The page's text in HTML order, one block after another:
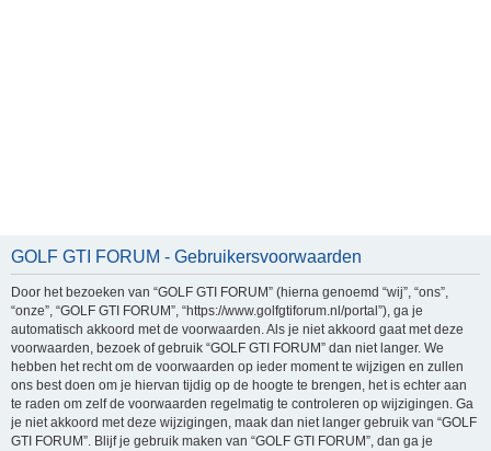
GOLF GTI FORUM - Gebruikersvoorwaarden
Door het bezoeken van “GOLF GTI FORUM” (hierna genoemd “wij”, “ons”,
“onze”, “GOLF GTI FORUM”, “https://www.golfgtiforum.nl/portal”), ga je
automatisch akkoord met de voorwaarden. Als je niet akkoord gaat met deze
voorwaarden, bezoek of gebruik “GOLF GTI FORUM” dan niet langer. We
hebben het recht om de voorwaarden op ieder moment te wijzigen en zullen
ons best doen om je hiervan tijdig op de hoogte te brengen, het is echter aan
te raden om zelf de voorwaarden regelmatig te controleren op wijzigingen. Ga
je niet akkoord met deze wijzigingen, maak dan niet langer gebruik van “GOLF
GTI FORUM”. Blijf je gebruik maken van “GOLF GTI FORUM”, dan ga je